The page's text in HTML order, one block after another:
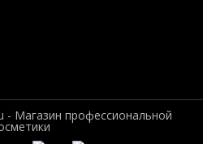
- Магазин профессиональной